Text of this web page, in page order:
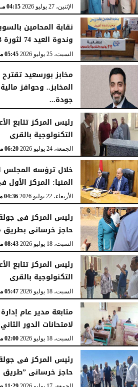
الإثنين، 27 يوليو 2026 04:15 مـ
نقابة المحامين
وندوة العيد 74 لثورة 23 يوليو
السبت، 25 يوليو 2026 05:45 مـ
مخابز بورسعيد
المخابز.. وحوافز
جودة...
السبت، 25 يوليو 2026 05:41 مـ
رئيس المركز تتابع
التكنولوجية بالقرى
الجمعة، 24 يوليو 2026 06:20 مـ
خلال ترؤسه المجلس
المنيا: المركز
الأربعاء، 22 يوليو 2026 04:36 مـ
رئيس المركز فى جولة
حاجز خرسانى
السبت، 18 يوليو 2026 08:43 مـ
رئيس المركز تتابع
التكنولوجية بالقرى
السبت، 18 يوليو 2026 05:47 مـ
متابعة مدير عام
لامتحانات الدور
السبت، 18 يوليو 2026 02:00 مـ
رئيس المركز فى جولة
حاجز خرسانى